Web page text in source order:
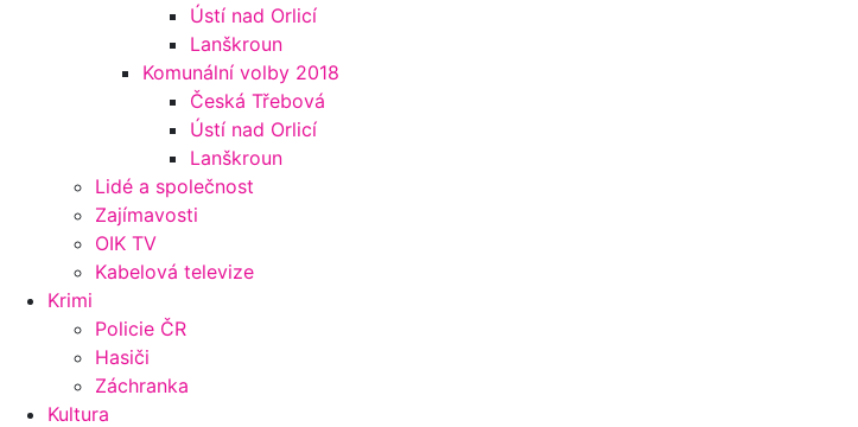
Ústí nad Orlicí
Lanškroun
Komunální volby 2018
Česká Třebová
Ústí nad Orlicí
Lanškroun
Lidé a společnost
Zajímavosti
OIK TV
Kabelová televize
Krimi
Policie ČR
Hasiči
Záchranka
Kultura